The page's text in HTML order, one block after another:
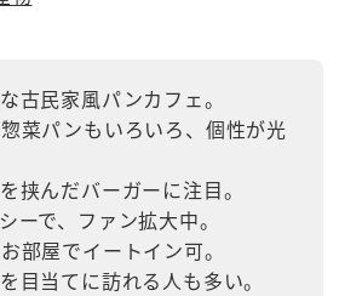
古民家風パンカフェ。
菜パンもいろいろ、個性が光
挟んだバーガーに注目。
ーで、ファン拡大中。
部屋でイートイン可。
目当てに訪れる人も多い。